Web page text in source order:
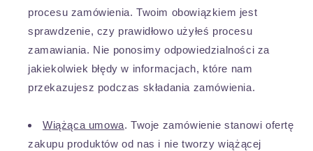
procesu zamówienia. Twoim obowiązkiem jest
sprawdzenie, czy prawidłowo użyłeś procesu
zamawiania. Nie ponosimy odpowiedzialności za
jakiekolwiek błędy w informacjach, które nam
przekazujesz podczas składania zamówienia.
Wiążąca umowa. Twoje zamówienie stanowi ofertę
zakupu produktów od nas i nie tworzy wiążącej